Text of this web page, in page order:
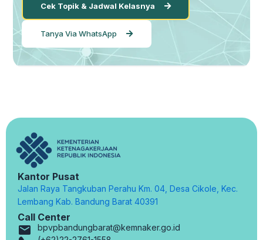
Cek Topik & Jadwal Kelasnya
Tanya Via WhatsApp
Kantor Pusat
Jalan Raya Tangkuban Perahu Km. 04, Desa Cikole, Kec.
Lembang Kab. Bandung Barat 40391
Call Center
bpvpbandungbarat@kemnaker.go.id